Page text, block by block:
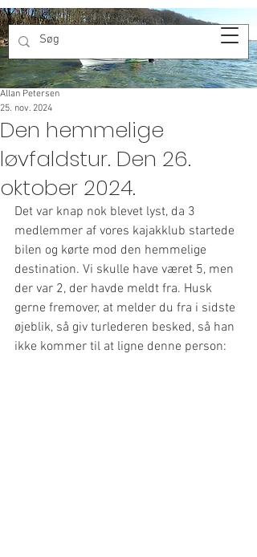
Den hemmelige
løvfaldstur. Den 26.
oktober 2024.
Allan Petersen
25. nov. 2024
Det var knap nok blevet lyst, da 3
medlemmer af vores kajakklub startede
bilen og kørte mod den hemmelige
destination. Vi skulle have været 5, men
der var 2, der havde meldt fra. Husk
gerne fremover, at melder du fra i sidste
øjeblik, så giv turlederen besked, så han
ikke kommer til at ligne denne person: